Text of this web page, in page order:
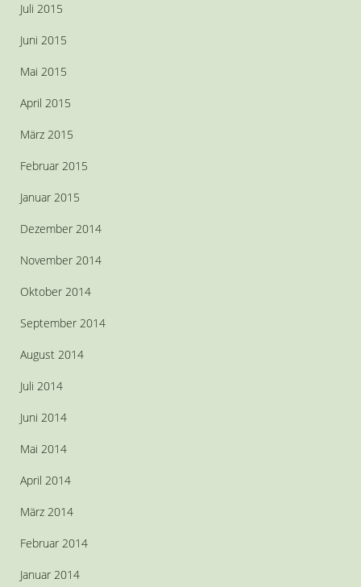
Juli 2015
Juni 2015
Mai 2015
April 2015
März 2015
Februar 2015
Januar 2015
Dezember 2014
November 2014
Oktober 2014
September 2014
August 2014
Juli 2014
Juni 2014
Mai 2014
April 2014
März 2014
Februar 2014
Januar 2014